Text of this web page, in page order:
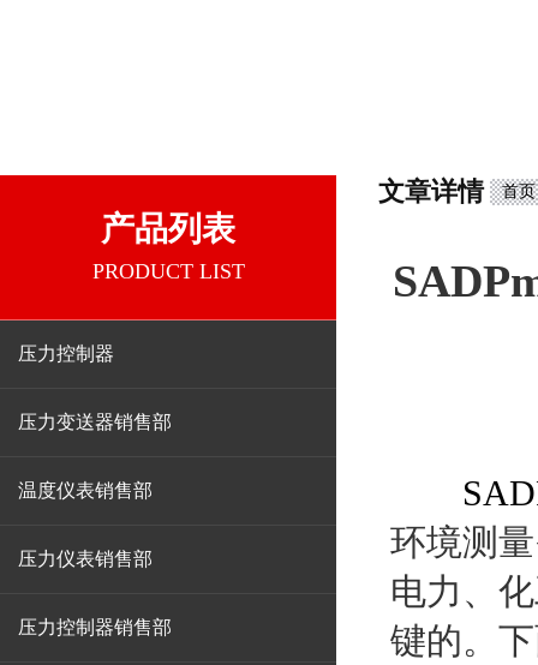
产品列表
PRODUCT LIST
压力控制器
压力变送器销售部
温度仪表销售部
压力仪表销售部
压力控制器销售部
文章详情 首页
环境测
电力、
键的。